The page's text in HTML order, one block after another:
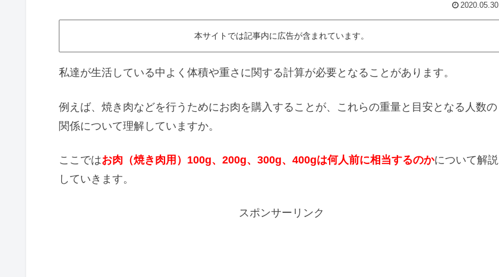
2020.05.30
本サイトでは記事内に広告が含まれています。
私達が生活している中よく体積や重さに関する計算が必要となることがあります。
例えば、焼き肉などを行うためにお肉を購入することが、これらの重量と目安となる人数の
関係について理解していますか。
ここではお肉（焼き肉用）100g、200g、300g、400gは何人前に相当するのかについて解説
していきます。
スポンサーリンク